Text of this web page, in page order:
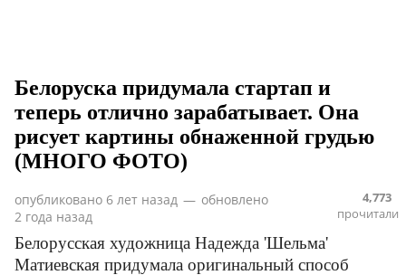
Белоруска придумала стартап и
теперь отлично зарабатывает. Она
рисует картины обнаженной грудью
(МНОГО ФОТО)
опубликовано 6 лет назад — обновлено
2 года назад
4,773
прочитали
Белорусская художница Надежда 'Шельма'
Матиевская придумала оригинальный способ